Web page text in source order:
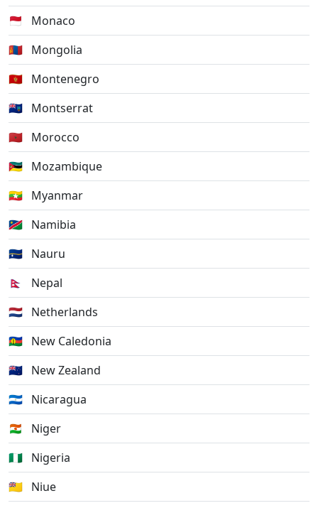
🇲🇨
Monaco
🇲🇳 Mongolia
🇲🇪 Montenegro
🇲🇸 Montserrat
🇲🇦 Morocco
🇲🇿 Mozambique
🇲🇲 Myanmar
🇳🇦 Namibia
🇳🇷 Nauru
🇳🇵
Nepal
🇳🇱 Netherlands
🇳🇨 New Caledonia
🇳🇿 New Zealand
🇳🇮 Nicaragua
🇳🇪
Niger
🇳🇬 Nigeria
🇳🇺 Niue